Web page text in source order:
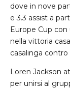
dove in nove
e 3.3 assist a
Europe Cup
nella vittoria
casalinga contro
Loren Jackson
per unirsi al